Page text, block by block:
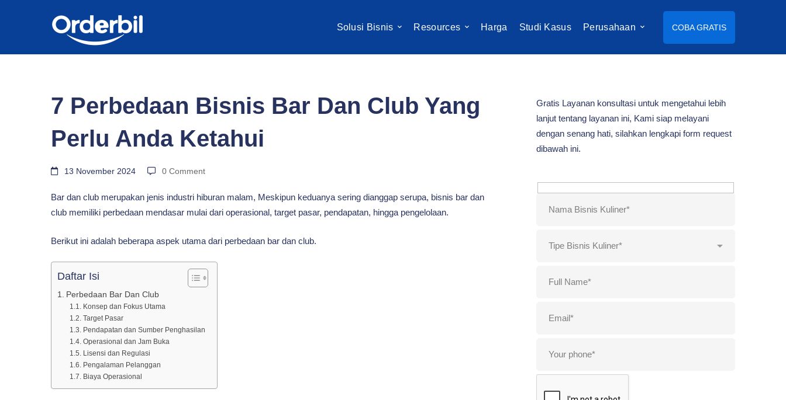
Solusi Bisnis Resources Harga Studi Kasus Perusahaan COBA GRATIS
7
Perbedaan
Bisnis
Bar
Dan
Club
Yang
Perlu
7 Perbedaan Bisnis Bar Dan Club Yang
Perlu Anda Ketahui
13 November 2024 0 Comment
Bar dan club merupakan jenis industri hiburan malam, Meskipun keduanya sering dianggap serupa, bisnis bar dan
club memiliki perbedaan mendasar mulai dari operasional, target pasar, pendapatan, hingga pengelolaan.
Berikut ini adalah beberapa aspek utama dari perbedaan bar dan club.
Daftar Isi
Perbedaan Bar Dan Club
Konsep dan Fokus Utama
Target Pasar
Pendapatan dan Sumber Penghasilan
Operasional dan Jam Buka
Lisensi dan Regulasi
Pengalaman Pelanggan
Biaya Operasional
Gratis Layanan konsultasi untuk mengetahui lebih
lanjut tentang layanan ini, Kami siap melayani
dengan senang hati, silahkan lengkapi form request
dibawah ini.